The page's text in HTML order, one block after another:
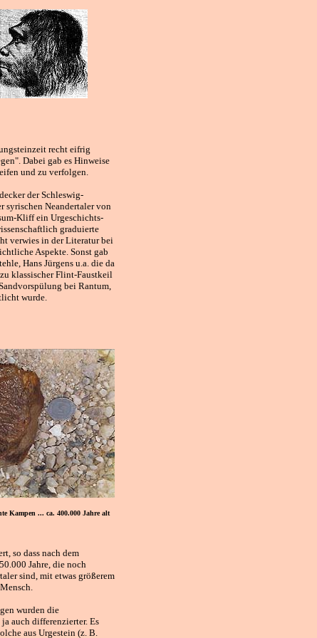
recht eifrig
Dabei gab es Hinweise
und zu verfolgen.
der Schleswig-
syrischen Neandertaler von
Kliff ein Urgeschichts-
graduierte
verwies in der Literatur bei
Aspekte. Sonst gab
Hans Jürgens u.a. die da
klassischer Flint-Faustkeil
bei Rantum,
wurde.
Kampen ... ca. 400.000 Jahre alt
so dass nach dem
Jahre, die noch
sind, mit etwas größerem
wurden die
auch differenzierter. Es
aus Urgestein (z. B.